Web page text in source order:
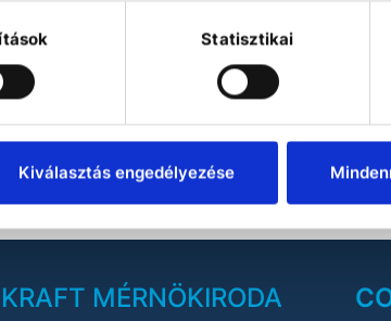
Statisztikai
Kiválasztás engedélyezése
MÉRNÖKIRODA